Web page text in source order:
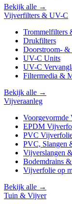
Bekijk alle →
Vijverfilters & UV-C
Trommelfilters
Drukfilters
Doorstroom- &
UV-C Units
UV-C
Filtermedia &
Bekijk alle →
Vijveraanleg
Voorgevormde
EPDM
PVC
PVC, Slangen
Vijverslangen
Bodemdrains
Vijverfolie op
Bekijk alle →
Tuin & Vijver